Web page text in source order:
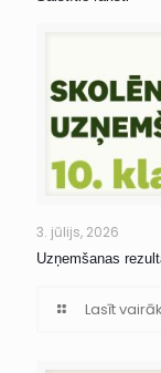
3. jūlijs, 2026
Uzņemšanas
Lasīt